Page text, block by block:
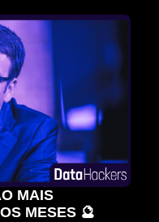
MAIS
MESES 🔮